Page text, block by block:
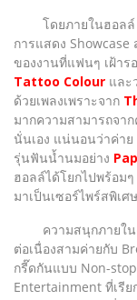
โดยภายในฮอลล์ จ
การแสดง
ของงานที่แฟนๆ เฝ้าร
Tattoo Colour และ
ด้วยเพลงเพราะจาก
มากความสามารถจา
นั่นเอง แน่นอนว่าค่า
รุ่นฟันน้ำนมอย่าง
ฮอลล์ได้โยกไปพร้อม
มาเป็นเซอร์ไพร์สพิเศ
ความสนุกภายในง
ต่อเนื่องสามค่ายกับ
กรี๊ดกันแบบ Non-
Entertainment ที่เรี